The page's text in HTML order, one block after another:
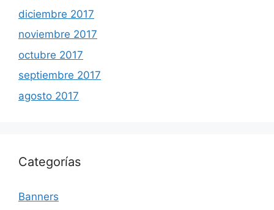
diciembre 2017
noviembre 2017
octubre 2017
septiembre 2017
agosto 2017
Categorías
Banners